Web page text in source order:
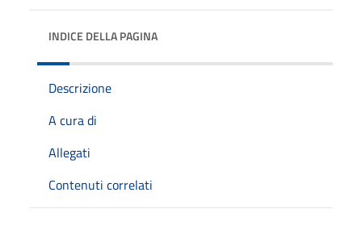
INDICE DELLA PAGINA
Descrizione
A cura di
Allegati
Contenuti correlati